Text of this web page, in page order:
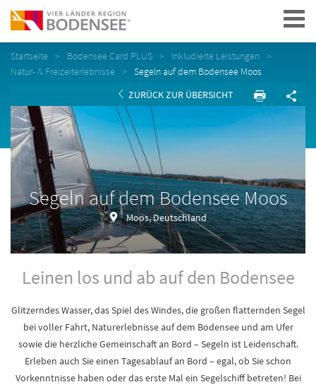
Navigation
Startseite Bodensee Card PLUS
Inkludierte Leistungen
Natur- & Freizeiterlebnisse
Segeln auf dem Bodensee Moos
ZURÜCK ZUR ÜBERSICHT
Segeln auf dem Bodensee Moos
Moos, Deutschland
Leinen los und ab auf den Bodensee
Glitzerndes Wasser, das Spiel des Windes, die großen flatternden Segel
bei voller Fahrt, Naturerlebnisse auf dem Bodensee und am Ufer
sowie die herzliche Gemeinschaft an Bord – Segeln ist Leidenschaft.
Erleben auch Sie einen Tagesablauf an Bord – egal, ob Sie schon
Vorkenntnisse haben oder das erste Mal ein Segelschiff betreten! Bei